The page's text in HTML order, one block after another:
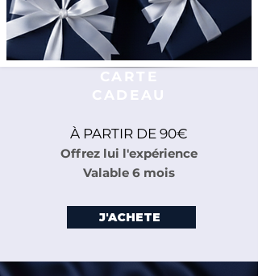
À PARTIR DE 90€
Offrez lui l'expérience
Valable 6 mois
J'ACHETE